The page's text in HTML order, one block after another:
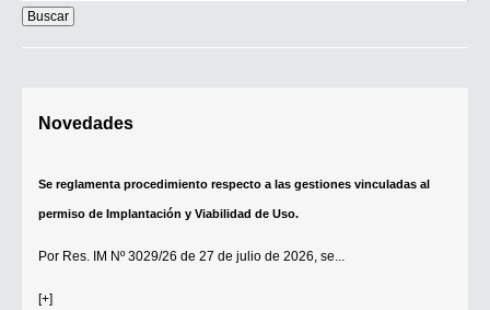
en
este
sitio:
Novedades
Se reglamenta procedimiento respecto a las gestiones vinculadas al
permiso de Implantación y Viabilidad de Uso.
Por Res. IM Nº 3029/26 de 27 de julio de 2026, se...
[+]